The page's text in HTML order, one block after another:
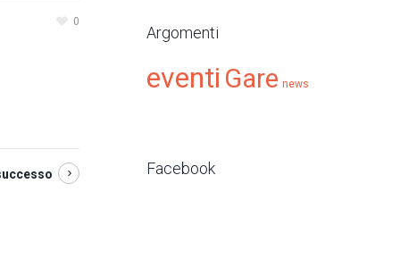
0
Argomenti
eventi Gare news
Facebook